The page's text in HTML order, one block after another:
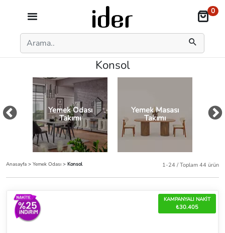
0
Konsol
Yemek Odası
Takımı
Yemek Masası
Takımı
Anasayfa > Yemek Odası > Konsol 1-24 / Toplam 44 ürün
KAMPANYALI NAKİT
₺30.405